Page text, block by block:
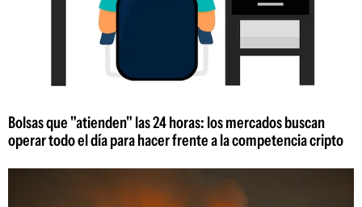
Bolsas que "atienden" las 24 horas: los mercados buscan
operar todo el día para hacer frente a la competencia cripto